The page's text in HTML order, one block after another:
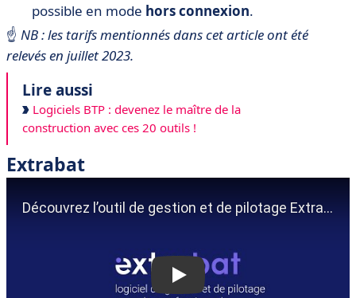
possible en mode hors connexion.
☝️ NB : les tarifs mentionnés dans cet article ont été
relevés en juillet 2023.
Lire aussi
Logiciels BTP : devenez le maître de la
construction avec ces 20 outils !
Extrabat